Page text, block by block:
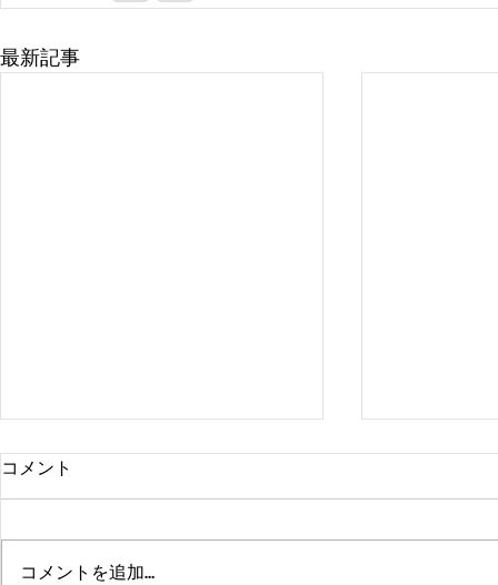
最新記事
コメント
コメントを追加…